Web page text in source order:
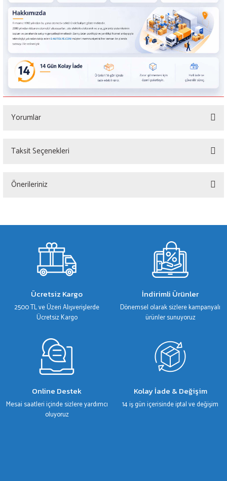
Yorumlar
Taksit Seçenekleri
Önerileriniz
gördüğünüz noktaları öneri formunu kullanarak tarafımıza iletebilirsiniz.
Ürün resmi kalitesiz, bozuk veya görüntülenemiyor.
Ürün açıklamasında eksik bilgiler bulunuyor.
Ürün fiyatı diğer sitelerden daha pahalı.
Bu ürüne benzer farklı alternatifler olmalı.
Ücretsiz Kargo
2500 TL ve Üzeri Alışverişlerde
Ücretsiz Kargo
İndirimli Ürünler
Dönemsel olarak sizlere kampanyalı
ürünler sunuyoruz
Online Destek
Mesai saatleri içinde sizlere yardımcı
oluyoruz
Kolay İade & Değişim
14 iş gün içerisinde iptal ve değişim